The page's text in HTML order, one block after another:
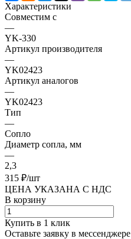
Характеристики
Совместим с
—
YK-330
Артикул производителя
—
YK02423
Артикул аналогов
—
YK02423
Тип
—
Сопло
Диаметр сопла, мм
—
2,3
315 ₽/шт
ЦЕНА УКАЗАНА С НДС
В корзину
Купить в 1 клик
Оставьте заявку в мессенджере